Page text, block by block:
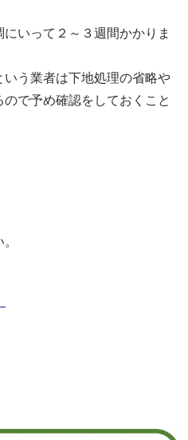
いって２～３週間かかりま
いう業者は下地処理の省略や
で予め確認をしておくこと